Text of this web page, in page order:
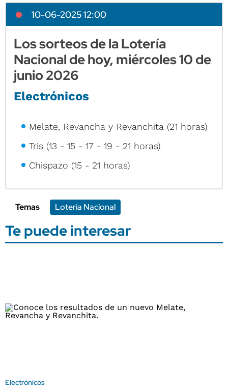
10-06-2025 12:00
Los sorteos de la Lotería
Nacional de hoy, miércoles 10 de
junio 2026
Electrónicos
Melate, Revancha y Revanchita (21 horas)
Tris (13 - 15 - 17 - 19 - 21 horas)
Chispazo (15 - 21 horas)
Temas Lotería Nacional
Te puede interesar
Electrónicos